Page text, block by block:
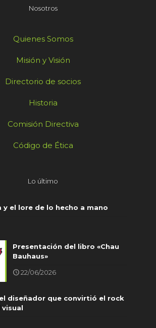
Nosotros
Quienes Somos
Misión y Visión
Directorio de socios
Historia
Comisión Directiva
Código de Ética
Lo último
y el lore de lo hecho a mano
Presentación del libro «Chau
Bauhaus»
22/06/2026
diseñador que convirtió el rock